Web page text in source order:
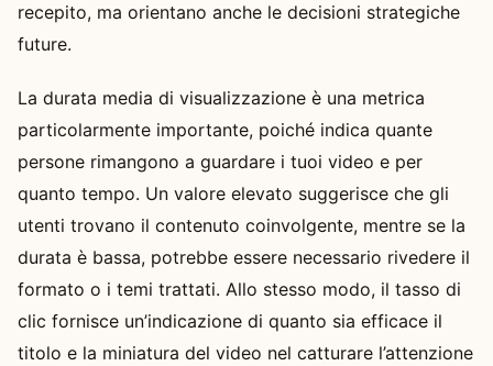
recepito, ma orientano anche le decisioni strategiche
future.
La durata media di visualizzazione è una metrica
particolarmente importante, poiché indica quante
persone rimangono a guardare i tuoi video e per
quanto tempo. Un valore elevato suggerisce che gli
utenti trovano il contenuto coinvolgente, mentre se la
durata è bassa, potrebbe essere necessario rivedere il
formato o i temi trattati. Allo stesso modo, il tasso di
clic fornisce un’indicazione di quanto sia efficace il
titolo e la miniatura del video nel catturare l’attenzione